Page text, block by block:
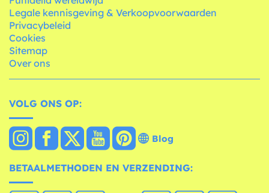
Legale kennisgeving & Verkoopvoorwaarden
Privacybeleid
Cookies
Sitemap
Over ons
VOLG ONS OP:
Blog
BETAALMETHODEN EN VERZENDING: